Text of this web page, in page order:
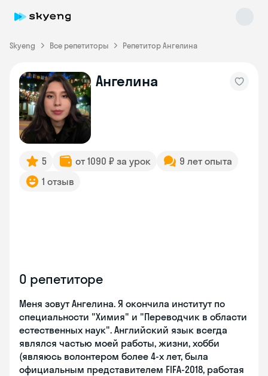
Skyeng Все репетиторы Репетитор Ангелина
Ангелина
5 от 1090 ₽ за урок
9 лет опыта
1 отзыв
О репетиторе
Меня зовут Ангелина. Я окончила институт по
специальности "Химия" и "Переводчик в области
естественных наук". Английский язык всегда
являлся частью моей работы, жизни, хобби
(являюсь волонтером более 4-х лет, была
официальным представителем FIFA-2018, работая
Skyeng Chat
online